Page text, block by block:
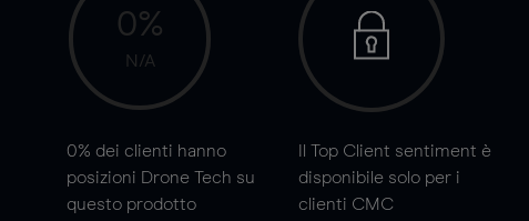
0%
N/A
0% dei clienti hanno
posizioni Drone Tech su
questo prodotto
Il Top Client sentiment è
disponibile solo per i
clienti CMC